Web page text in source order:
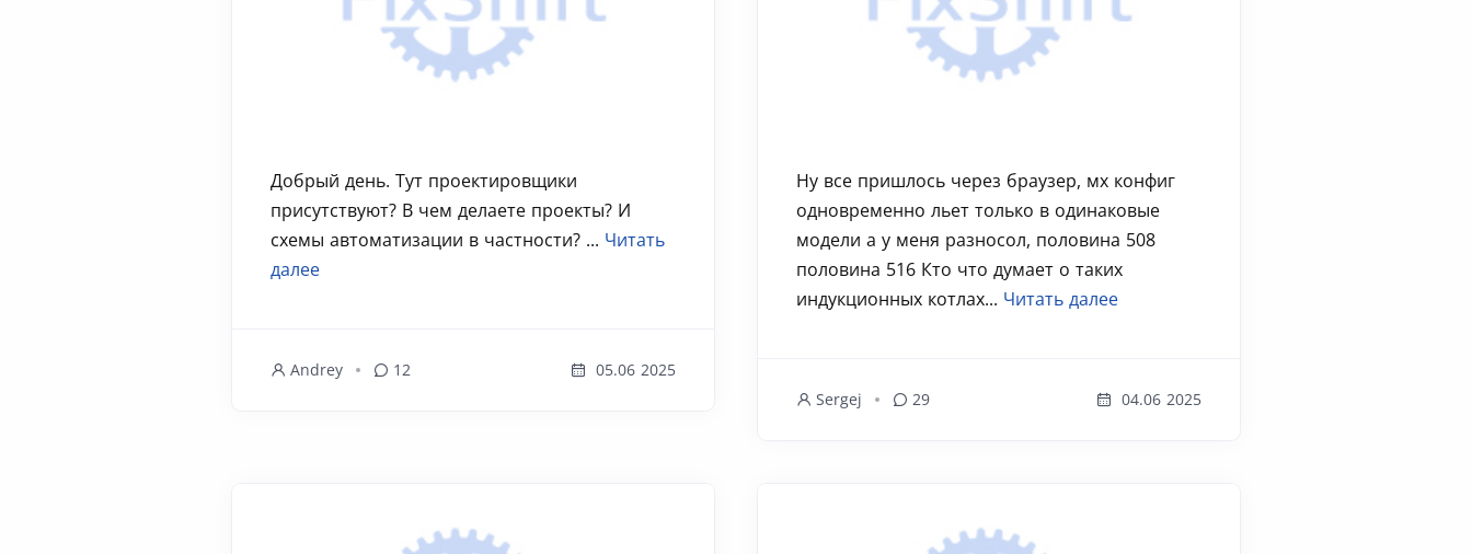
Добрый день. Тут проектировщики
присутствуют? В чем делаете проекты? И
схемы автоматизации в частности? ... Читать
далее
Andrey 12 05.06 2025
Ну все пришлось через браузер, мх конфиг
одновременно льет только в одинаковые
модели а у меня разносол, половина 508
половина 516 Кто что думает о таких
индукционных котлах... Читать далее
Sergej 29 04.06 2025